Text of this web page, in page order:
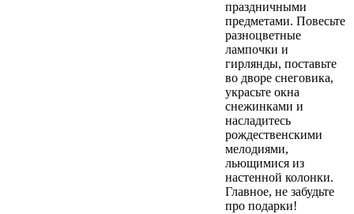
праздничными
предметами. Повесьте
разноцветные
лампочки и
гирлянды, поставьте
во дворе снеговика,
украсьте окна
снежинками и
насладитесь
рождественскими
мелодиями,
льющимися из
настенной колонки.
Главное, не забудьте
про подарки!